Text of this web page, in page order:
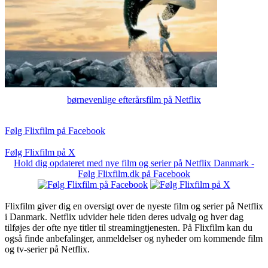
børnevenlige efterårsfilm på Netflix
Følg Flixfilm på Facebook
Følg Flixfilm på X
Hold dig opdateret med nye film og serier på Netflix Danmark -
Følg Flixfilm.dk på Facebook
Flixfilm giver dig en oversigt over de nyeste film og serier på Netflix
i Danmark. Netflix udvider hele tiden deres udvalg og hver dag
tilføjes der ofte nye titler til streamingtjenesten. På Flixfilm kan du
også finde anbefalinger, anmeldelser og nyheder om kommende film
og tv-serier på Netflix.